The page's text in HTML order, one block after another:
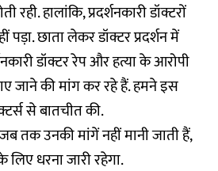
रही. हालांकि, प्रदर्शनकारी डॉक्टरों
छाता लेकर डॉक्टर प्रदर्शन में
डॉक्टर रेप और हत्या के आरोपी
जाने की मांग कर रहे हैं. हमने इस
से बातचीत की.
तक उनकी मांगें नहीं मानी जाती हैं,
धरना जारी रहेगा.